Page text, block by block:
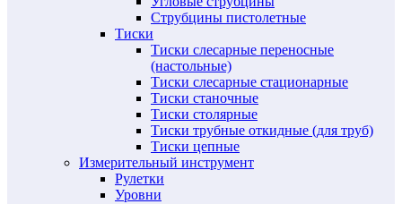
Струбцины пистолетные
Тиски
Тиски слесарные переносные
(настольные)
Тиски слесарные стационарные
Тиски станочные
Тиски столярные
Тиски трубные откидные (для труб)
Тиски цепные
Измерительный инструмент
Рулетки
Уровни